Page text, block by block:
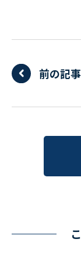
前の記事